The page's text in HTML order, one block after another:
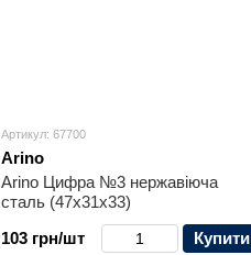
Артикул: 67700
Arino
Arino Цифра №3 нержавіюча
сталь (47x31x33)
103 грн/шт
Купити